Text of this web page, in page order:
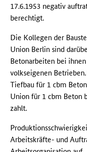
17.6.1953 negativ
berechtigt.
Die Kollegen der
Union Berlin sind
Betonarbeiten bei
volkseigenen
Tiefbau für 1 cbm
Union für 1 cbm Beton
zahlt.
Arbeitskräfte- und